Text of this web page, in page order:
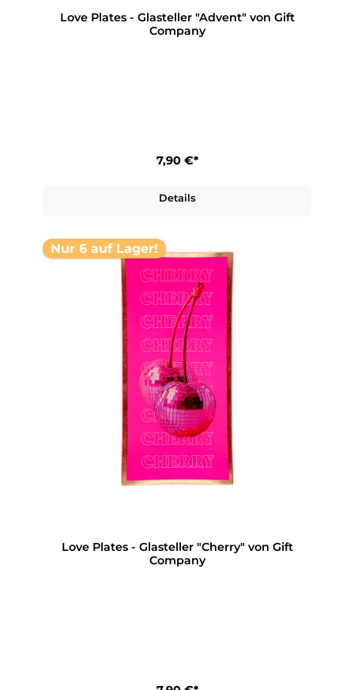
Love Plates - Glasteller "Advent" von Gift
Company
7,90 €*
Details
Nur 6 auf Lager!
Love Plates - Glasteller "Cherry" von Gift
Company